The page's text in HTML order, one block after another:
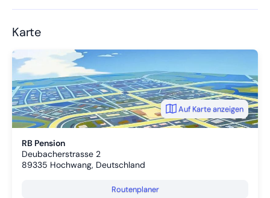
Karte
RB Pension
Deubacherstrasse 2
89335 Hochwang, Deutschland
Routenplaner
Auf Karte anzeigen